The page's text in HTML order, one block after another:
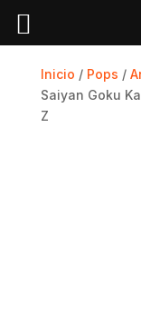
Inicio / Pops /
Saiyan Goku
Z